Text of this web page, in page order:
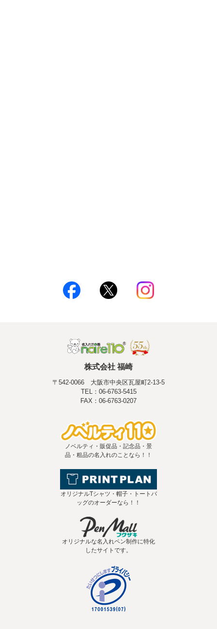
株式会社 福崎
〒542-0066 大阪市中央区瓦屋町2-13-5
TEL：06-6763-5415
FAX：06-6763-0207
ノベルティ・販促品・記念品・景
品・粗品の名入れのことなら！！
オリジナルTシャツ・帽子・トートバ
ッグのオーダーなら！！
オリジナルな名入れペン制作に特化
したサイトです。